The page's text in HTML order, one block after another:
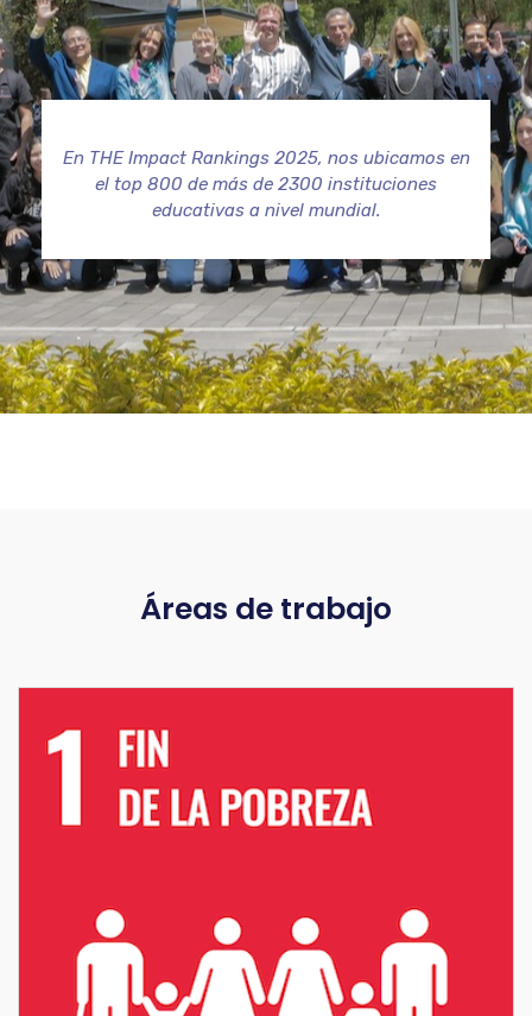
En THE Impact Rankings 2025, nos ubicamos en
el top 800 de más de 2300 instituciones
educativas a nivel mundial.
Áreas de trabajo